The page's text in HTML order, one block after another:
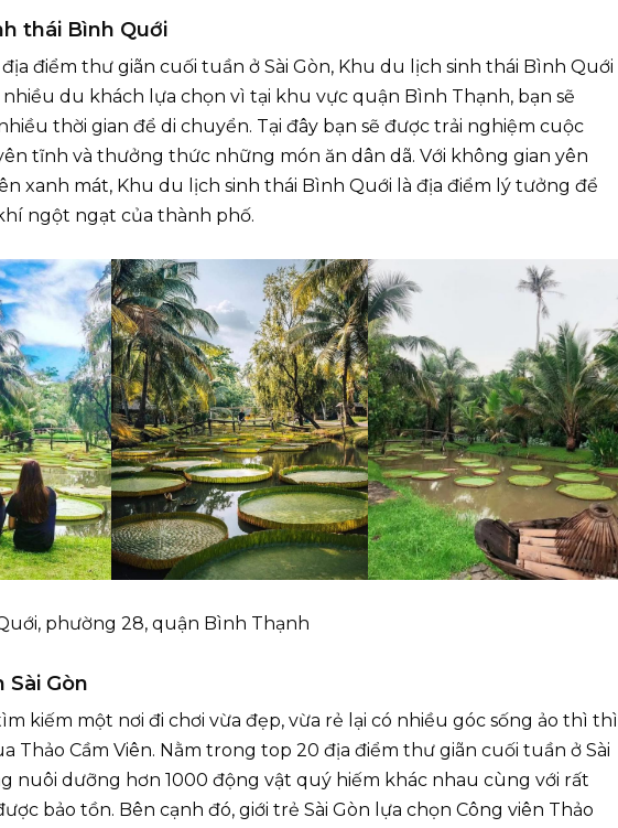
thái Bình Quới
điểm thư giãn cuối tuần ở Sài Gòn, Khu du lịch sinh thái Bình Quới
nhiều du khách lựa chọn vì tại khu vực quận Bình Thạnh, bạn sẽ
thời gian để di chuyển. Tại đây bạn sẽ được trải nghiệm cuộc
tĩnh và thưởng thức những món ăn dân dã. Với không gian yên
xanh mát, Khu du lịch sinh thái Bình Quới là địa điểm lý tưởng để
ngột ngạt của thành phố.
phường 28, quận Bình Thạnh
Sài Gòn
kiếm một nơi đi chơi vừa đẹp, vừa rẻ lại có nhiều góc sống ảo thì thì
Thảo Cầm Viên. Nằm trong top 20 địa điểm thư giãn cuối tuần ở Sài
nuôi dưỡng hơn 1000 động vật quý hiếm khác nhau cùng với rất
bảo tồn. Bên cạnh đó, giới trẻ Sài Gòn lựa chọn Công viên Thảo